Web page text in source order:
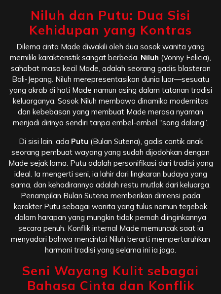
Niluh dan Putu: Dua Sisi
Kehidupan yang Kontras
Dilema cinta Made diwakili oleh dua sosok wanita yang
memiliki karakteristik sangat berbeda. Niluh (Vonny Felicia),
sahabat masa kecil Made, adalah seorang gadis blasteran
Bali-Jepang. Niluh merepresentasikan dunia luar—sesuatu
yang akrab di hati Made namun asing dalam tatanan tradisi
keluarganya. Sosok Niluh membawa dinamika modernitas
dan kebebasan yang membuat Made merasa nyaman
menjadi dirinya sendiri tanpa embel-embel “sang dalang”.
Di sisi lain, ada Putu (Bulan Sutena), gadis cantik anak
seorang pembuat wayang yang sudah dijodohkan dengan
Made sejak lama. Putu adalah personifikasi dari tradisi yang
ideal. Ia mengerti seni, ia lahir dari lingkaran budaya yang
sama, dan kehadirannya adalah restu mutlak dari keluarga.
Penampilan Bulan Sutena memberikan dimensi pada
karakter Putu sebagai wanita yang tulus namun terjebak
dalam harapan yang mungkin tidak pernah diinginkannya
secara penuh. Konflik internal Made memuncak saat ia
menyadari bahwa mencintai Niluh berarti mempertaruhkan
harmoni tradisi yang selama ini ia jaga.
Seni Wayang Kulit sebagai
Bahasa Cinta dan Konflik